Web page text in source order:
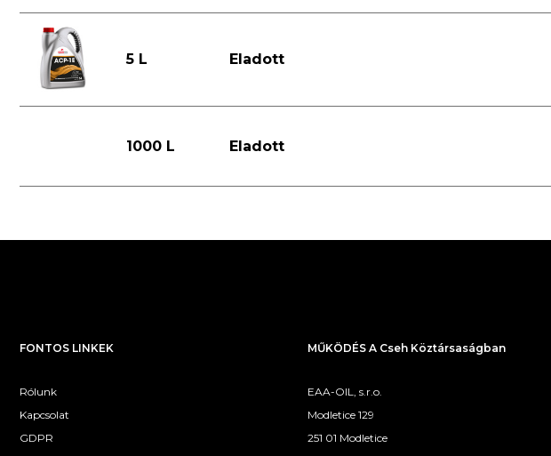
5 L Eladott
1000 L Eladott
FONTOS LINKEK
Rólunk
Kapcsolat
GDPR
MŰKÖDÉS A Cseh Köztársaságban
EAA-OIL, s.r.o.
Modletice 129
251 01 Modletice